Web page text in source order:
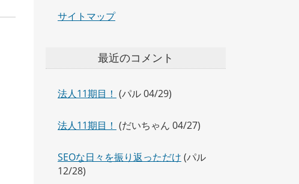
サイトマップ
最近のコメント
法人11期目！ (パル 04/29)
法人11期目！ (だいちゃん 04/27)
SEOな日々を振り返っただけ (パル
12/28)